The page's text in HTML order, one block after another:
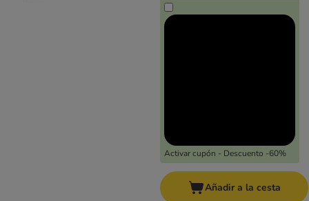
Activar cupón - Descuento -60%
Añadir a la cesta